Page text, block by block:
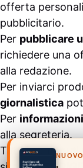
offerta
pubblicitario.
Per pubblicare
richiedere una
alla redazione.
Per inviarci
giornalistica
Per informazioni
allasegreteria.
Tutti i contenuti